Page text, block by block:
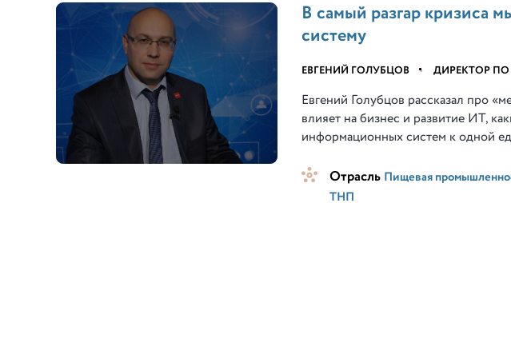
В самый разгар кризиса
систему
ЕВГЕНИЙ ГОЛУБЦОВ • ДИРЕКТОР
Евгений Голубцов рассказал про
влияет на бизнес и развитие ИТ,
информационных систем к одной
Отрасль Пищевая
ТНП